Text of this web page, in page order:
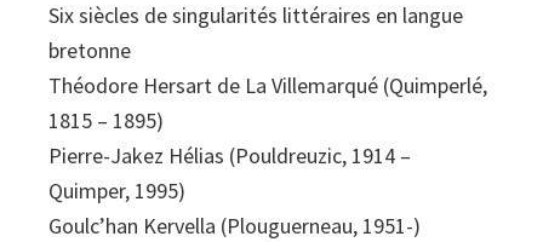
Six siècles de singularités littéraires en langue
bretonne
Théodore Hersart de La Villemarqué (Quimperlé,
1815 – 1895)
Pierre-Jakez Hélias (Pouldreuzic, 1914 –
Quimper, 1995)
Goulc’han Kervella (Plouguerneau, 1951-)